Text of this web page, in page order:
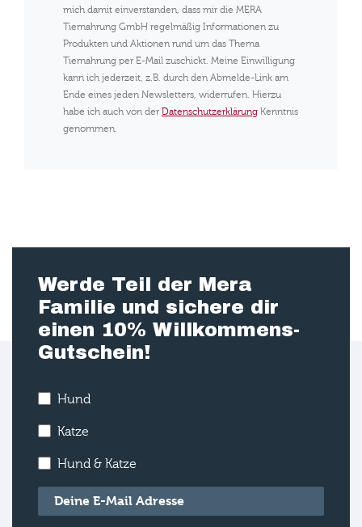
mich damit einverstanden, dass mir die MERA
Tiernahrung GmbH regelmäßig Informationen zu
Produkten und Aktionen rund um das Thema
Tiernahrung per E-Mail zuschickt. Meine Einwilligung
kann ich jederzeit, z.B. durch den Abmelde-Link am
Ende eines jeden Newsletters, widerrufen. Hierzu
habe ich auch von der Datenschutzerklärung Kenntnis
genommen.
Werde Teil der Mera
Familie und sichere dir
einen 10% Willkommens-
Gutschein!
Hund
Katze
Hund & Katze
E-Mail*